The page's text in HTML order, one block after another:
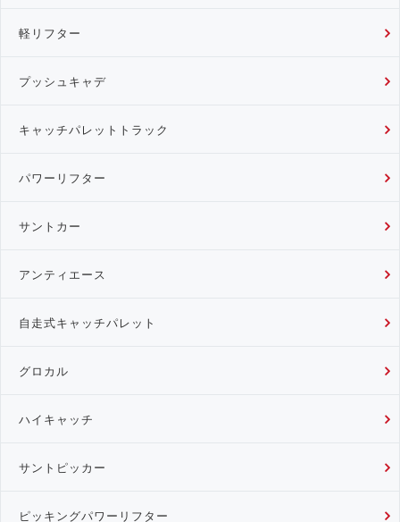
軽リフター
プッシュキャデ
キャッチパレットトラック
パワーリフター
サントカー
アンティエース
自走式キャッチパレット
グロカル
ハイキャッチ
サントピッカー
ピッキングパワーリフター